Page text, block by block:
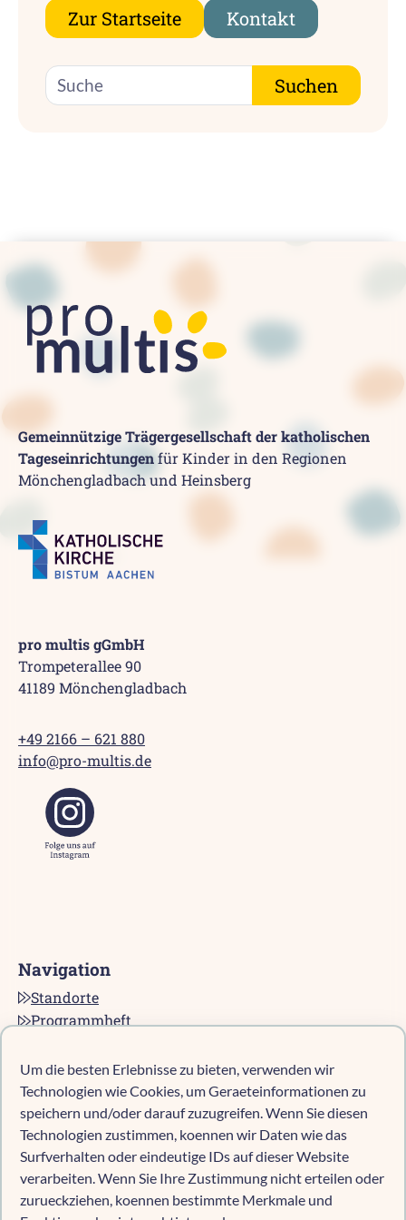
Um die besten Erlebnisse zu bieten, verwenden wir
Technologien wie Cookies, um Geraeteinformationen zu
speichern und/oder darauf zuzugreifen. Wenn Sie diesen
Technologien zustimmen, koennen wir Daten wie das
Surfverhalten oder eindeutige IDs auf dieser Website
verarbeiten. Wenn Sie Ihre Zustimmung nicht erteilen oder
zurueckziehen, koennen bestimmte Merkmale und
Zur Startseite Kontakt
Suche Suchen
Gemeinnützige Trägergesellschaft der katholischen
Tageseinrichtungenfür Kinder in den Regionen
Mönchengladbach und Heinsberg
pro multis gGmbH
Trompeterallee 90
41189 Mönchengladbach
+49 2166 – 621 880
info@pro-multis.de
Navigation
Standorte
Programmheft
Karriere bei pro multis
Impressum
Datenschutz
Cookie-Richtlinie (EU)
Kind anmelden